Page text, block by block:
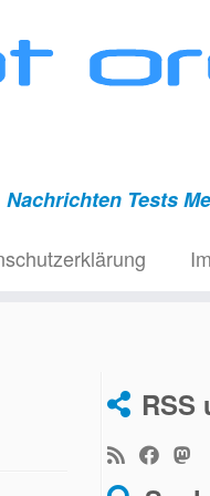
Nachrichten Tests
RSS